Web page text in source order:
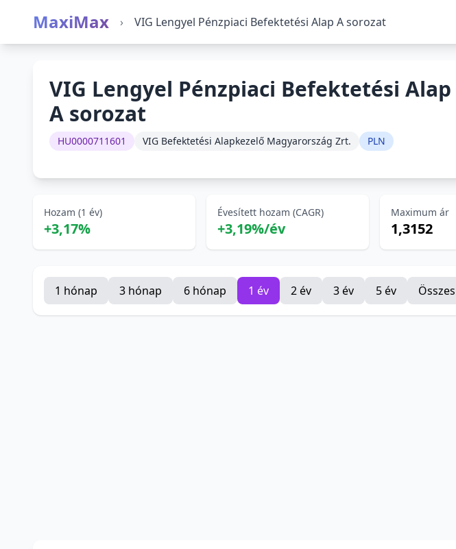
MaxiMax › VIG Lengyel Pénzpiaci Befektetési Alap A sorozat
VIG Lengyel Pénzpiaci Befektetési Alap
A sorozat
HU0000711601 VIG Befektetési Alapkezelő Magyarország Zrt. PLN
Hozam (1 év)
+3,17%
Évesített hozam (CAGR)
+3,19%/év
Maximum ár
1,3152
1 hónap 3 hónap 6 hónap 1 év 2 év 3 év 5 év Összes